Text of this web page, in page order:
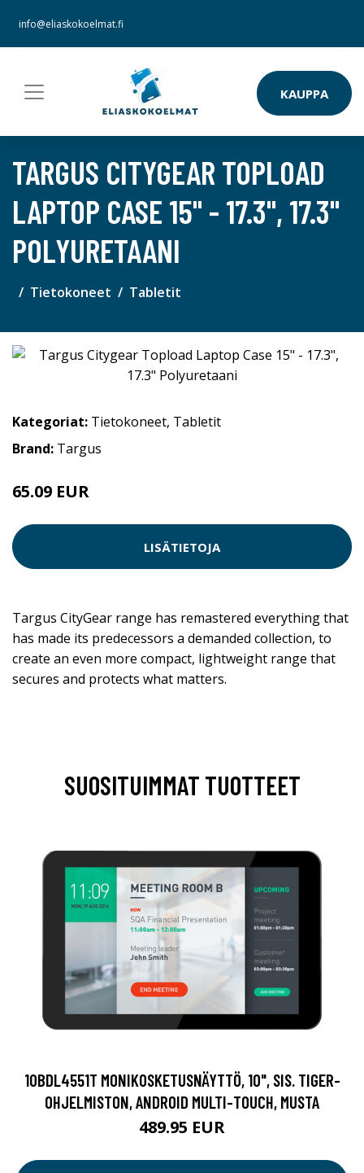
info@eliaskokoelmat.fi
KAUPPA
TARGUS CITYGEAR TOPLOAD
LAPTOP CASE 15" - 17.3", 17.3"
POLYURETAANI
Tietokoneet Tabletit
Kategoriat: Tietokoneet, Tabletit
Brand: Targus
65.09 EUR
LISÄTIETOJA
Targus CityGear range has remastered everything that
has made its predecessors a demanded collection, to
create an even more compact, lightweight range that
secures and protects what matters.
SUOSITUIMMAT TUOTTEET
10BDL4551T MONIKOSKETUSNÄYTTÖ, 10", SIS. TIGER-
OHJELMISTON, ANDROID MULTI-TOUCH, MUSTA
489.95 EUR